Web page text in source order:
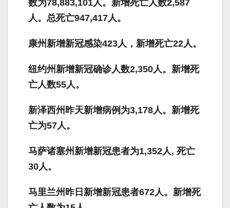
数为78,883,101人。新增死亡人数2,587
人。总死亡947,417人。
康州新增新冠感染423人，新增死亡22人。
纽约州新增新冠确诊人数2,350人。新增死
亡人数55人。
新泽西州昨天新增病例为3,178人。新增死
亡为57人。
马萨诸塞州新增新冠患者为1,352人, 死亡
30人。
马里兰州昨日新增新冠患者672人。新增死